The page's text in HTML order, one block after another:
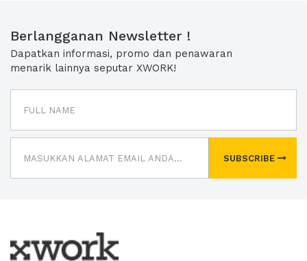
Berlangganan Newsletter !
Dapatkan informasi, promo dan penawaran
menarik lainnya seputar XWORK!
SUBSCRIBE